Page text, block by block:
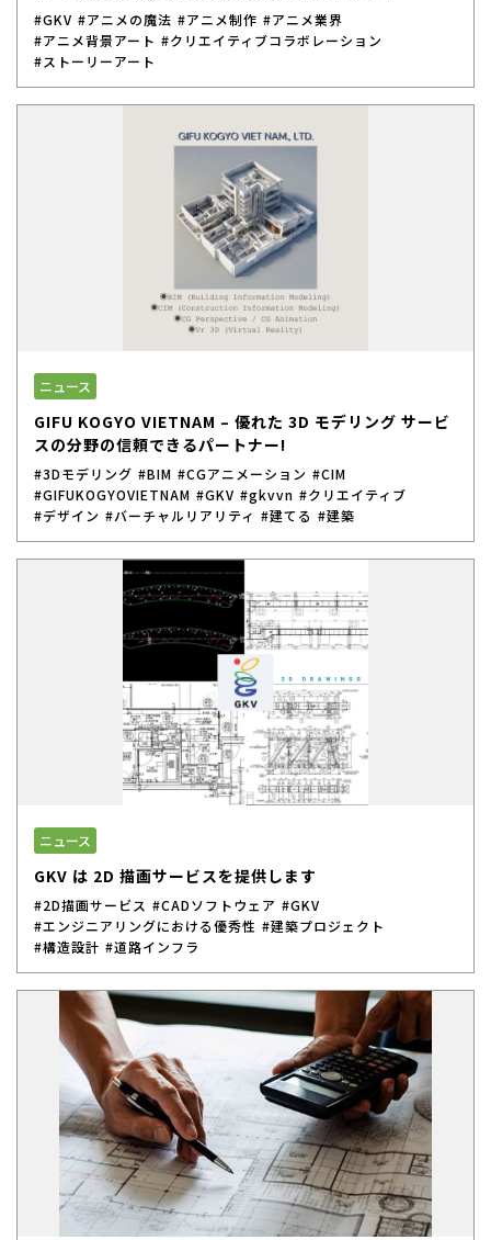
#GKV #アニメの魔法 #アニメ制作 #アニメ業界
#アニメ背景アート #クリエイティブコラボレーション
#ストーリーアート
ニュース
GIFU KOGYO VIETNAM – 優れた 3D モデリング サービ
スの分野の信頼できるパートナー!
#3Dモデリング #BIM #CGアニメーション #CIM
#GIFUKOGYOVIETNAM #GKV #gkvvn #クリエイティブ
#デザイン #バーチャルリアリティ #建てる #建築
ニュース
GKV は 2D 描画サービスを提供します
#2D描画サービス #CADソフトウェア #GKV
#エンジニアリングにおける優秀性 #建築プロジェクト
#構造設計 #道路インフラ